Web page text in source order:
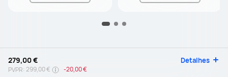
279,00 € Detalhes
PVPR: 299,00 € -20,00 €